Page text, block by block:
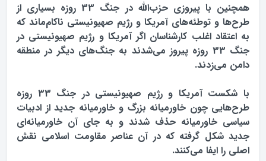
همچنین با پیروزی حزب‌الله در جنگ 33 روزه بسیاری از
طرح‌ها و توطئه‌های آمریکا و رژیم صهیونیستی ناکام‌ماند که
به اعتقاد اغلب کارشناسان اگر آمریکا و رژیم صهیونیستی در
جنگ 33 روزه پیروز می‌شدند به جنگ‌های دیگر در منطقه
دامن می‌زدند.
با شکست آمریکا و رژیم صهیونیستی در جنگ 33 روزه
طرح‌هایی چون خاورمیانه بزرگ و خاورمیانه جدید از ادبیات
سیاسی خاورمیانه حذف شدند و به جای آن خاورمیانه‌ای
جدید شکل گرفته که در آن عناصر مقاومت اسلامي نقش
اصلی را ایفا می‌کنند.